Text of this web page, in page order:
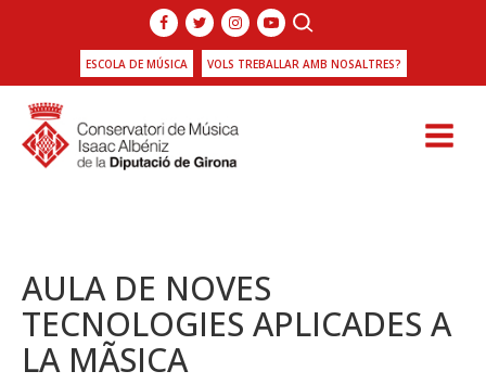
ESCOLA DE MÚSICA VOLS TREBALLAR AMB NOSALTRES?
AULA DE NOVES
TECNOLOGIES APLICADES A
LA MÃSICA